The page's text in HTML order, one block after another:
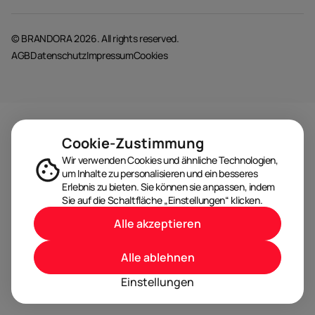
© BRANDORA 2026. All rights reserved.
AGBDatenschutzImpressumCookies
Cookie-Zustimmung
Wir verwenden Cookies und ähnliche Technologien,
um Inhalte zu personalisieren und ein besseres
Erlebnis zu bieten. Sie können sie anpassen, indem
Sie auf die Schaltfläche „Einstellungen“ klicken.
Einstellungen
Alle ablehnen
Alle akzeptieren